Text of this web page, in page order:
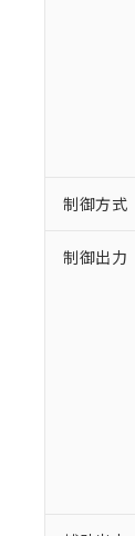
制御方式
制御出力